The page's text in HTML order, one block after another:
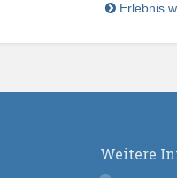
Erlebnis
Weitere